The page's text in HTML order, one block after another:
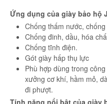
Ứng dụng của giày bảo hộ
Chống thấm nước,
Chống đinh, dầu, hóa
Chống tĩnh điện.
Gót giày hấp thụ lực
Phù hợp dùng trong
xưởng cơ khí, hầm mỏ,
đi phượt.
Tính năng nổi bật của giày